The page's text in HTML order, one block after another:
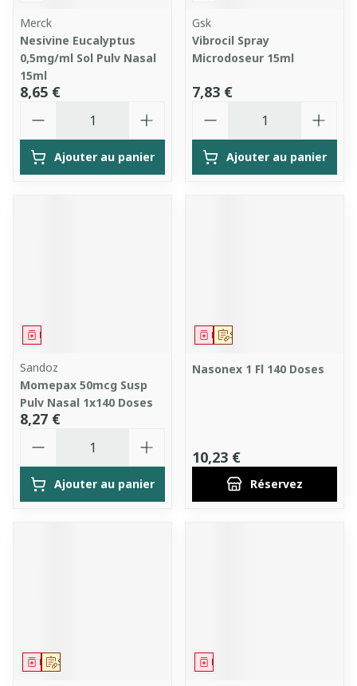
Merck
Nesivine Eucalyptus
0,5mg/ml Sol Pulv Nasal
15ml
8,65 €
Ajouter au panier
Gsk
Vibrocil Spray
Microdoseur 15ml
7,83 €
Ajouter au panier
Médicament
Sandoz
Momepax 50mcg Susp
Pulv Nasal 1x140 Doses
8,27 €
Ajouter au panier
Sur prescription
Médicament
Nasonex 1 Fl 140 Doses
10,23 €
Réservez
Sur prescription
Médicament Médicament